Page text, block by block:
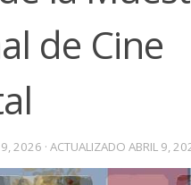
de Cine
9, 2026 · ACTUALIZADO ABRIL 9,